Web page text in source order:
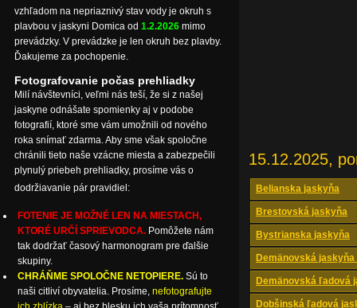
15.12.2025,
Belianska jaskyňa
Brestovská jaskyňa
Bystrianska jaskyňa
Demänovská
Demänovská ľadová
Dobšinská ľadová
vzhľadom na nepriaznivý stav vody je okruh s
plavbou v jaskyni Domica od 1.2.2026 mimo
prevádzky. V prevádzke je len okruh bez plavby.
Ďakujeme za pochopenie.
Fotografovanie počas prehliadky
Milí návštevníci, veľmi nás teší, že si z našej
jaskyne odnášate spomienky aj v podobe
fotografií, ktoré sme vám umožnili od nového
roka snímať zdarma. Aby sme však spoločne
chránili tieto naše vzácne miesta a zabezpečili
plynulý priebeh prehliadky, prosíme vás o
dodržiavanie pár pravidiel:
FOTENIE JE MOŽNÉ LEN NA MIESTACH,
KTORÉ URČÍ SPRIEVODCA. Pomôžete nám
tak dodržať časový harmonogram pre ďalšie
skupiny.
CHRÁŇME SPOLOČNE NETOPIERE. Sú to
naši citliví obyvatelia. Prosíme, nefotografujte